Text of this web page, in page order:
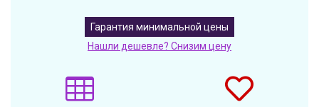
Гарантия минимальной цены
Нашли дешевле? Снизим цену